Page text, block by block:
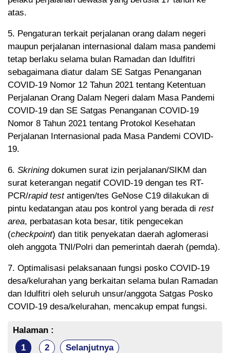
atas.
5. Pengaturan terkait perjalanan orang dalam negeri
maupun perjalanan internasional dalam masa pandemi
tetap berlaku selama bulan Ramadan dan Idulfitri
sebagaimana diatur dalam SE Satgas Penanganan
COVID-19 Nomor 12 Tahun 2021 tentang Ketentuan
Perjalanan Orang Dalam Negeri dalam Masa Pandemi
COVID-19 dan SE Satgas Penanganan COVID-19
Nomor 8 Tahun 2021 tentang Protokol Kesehatan
Perjalanan Internasional pada Masa Pandemi COVID-
19.
6. Skrining dokumen surat izin perjalanan/SIKM dan
surat keterangan negatif COVID-19 dengan tes RT-
PCR/rapid testantigen/tes GeNose C19 dilakukan di
pintu kedatangan atau pos kontrol yang berada di rest
area, perbatasan kota besar, titik pengecekan
(checkpoint) dan titik penyekatan daerah aglomerasi
oleh anggota TNI/Polri dan pemerintah daerah (pemda).
7. Optimalisasi pelaksanaan fungsi posko COVID-19
desa/kelurahan yang berkaitan selama bulan Ramadan
dan Idulfitri oleh seluruh unsur/anggota Satgas Posko
COVID-19 desa/kelurahan, mencakup empat fungsi.
Halaman :
1
2 Selanjutnya